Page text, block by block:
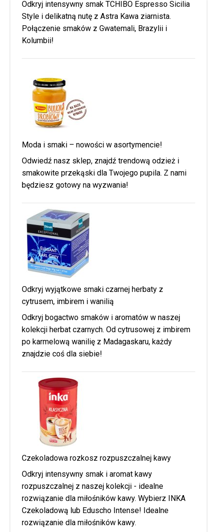
Odkryj intensywny smak TCHIBO Espresso Sicilia
Style i delikatną nutę z Astra Kawa ziarnista.
Połączenie smaków z Gwatemali, Brazylii i
Kolumbii!
Moda i smaki – nowości w asortymencie!
Odwiedź nasz sklep, znajdź trendową odzież i
smakowite przekąski dla Twojego pupila. Z nami
będziesz gotowy na wyzwania!
Odkryj wyjątkowe smaki czarnej herbaty z
cytrusem, imbirem i wanilią
Odkryj bogactwo smaków i aromatów w naszej
kolekcji herbat czarnych. Od cytrusowej z imbirem
po karmelową wanilię z Madagaskaru, każdy
znajdzie coś dla siebie!
Czekoladowa rozkosz rozpuszczalnej kawy
Odkryj intensywny smak i aromat kawy
rozpuszczalnej z naszej kolekcji - idealne
rozwiązanie dla miłośników kawy. Wybierz INKA
Czekoladową lub Eduscho Intense! Idealne
rozwiązanie dla miłośników kawy.